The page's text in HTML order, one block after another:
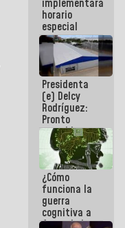
embarrarla
implementará
horario
especial
para
adaptarse
al plan de
ahorro
energético
Presidenta
(e) Delcy
Rodríguez:
Pronto
restableceremos
las
operaciones
en el
Aeropuerto
Internacional
de
Maiquetía
¿Cómo
funciona la
guerra
cognitiva a
favor de la